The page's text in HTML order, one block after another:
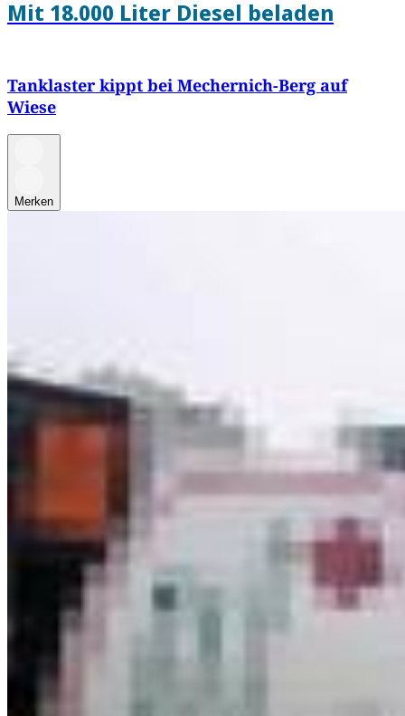
Mit 18.000 Liter Diesel beladen
Tanklaster kippt bei Mechernich-Berg auf
Wiese
Merken